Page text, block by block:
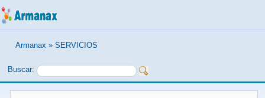
Armanax » SERVICIOS
Buscar: